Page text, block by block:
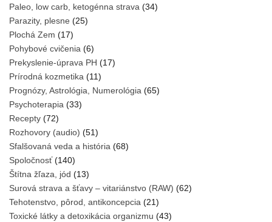
Paleo, low carb, ketogénna strava (34)
Parazity, plesne (25)
Plochá Zem (17)
Pohybové cvičenia (6)
Prekyslenie-úprava PH (17)
Prírodná kozmetika (11)
Prognózy, Astrológia, Numerológia (65)
Psychoterapia (33)
Recepty (72)
Rozhovory (audio) (51)
Sfalšovaná veda a história (68)
Spoločnosť(140)
Štítna žľaza, jód (13)
Surová strava a šťavy – vitariánstvo (RAW) (62)
Tehotenstvo, pôrod, antikoncepcia (21)
Toxické látky a detoxikácia organizmu (43)